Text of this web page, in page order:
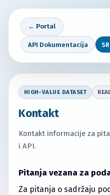
← Portal
API Dokumentacija SR
HIGH-VALUE DATASET
Kontakt
Kontakt informacije za
i API.
Pitanja vezana za
Za pitanja o sadržaju